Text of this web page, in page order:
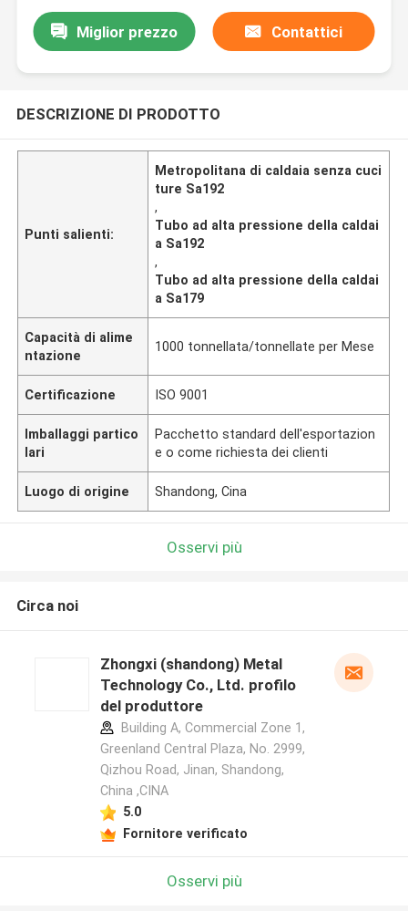
Miglior prezzo Contattici
DESCRIZIONE DI PRODOTTO
Punti salienti:
Metropolitana di caldaia senza cuci
ture Sa192
,
Tubo ad alta pressione della caldai
a Sa192
,
Tubo ad alta pressione della caldai
a Sa179
Capacità di alime
ntazione
1000 tonnellata/tonnellate per Mese
Certificazione ISO 9001
Imballaggi partico
lari
Pacchetto standard dell'esportazion
e o come richiesta dei clienti
Luogo di origine Shandong, Cina
Osservi più
Circa noi
Zhongxi (shandong) Metal
Technology Co., Ltd. profilo
del produttore
Building A, Commercial Zone 1,
Greenland Central Plaza, No. 2999,
Qizhou Road, Jinan, Shandong,
China ,CINA
5.0
Fornitore verificato
Osservi più